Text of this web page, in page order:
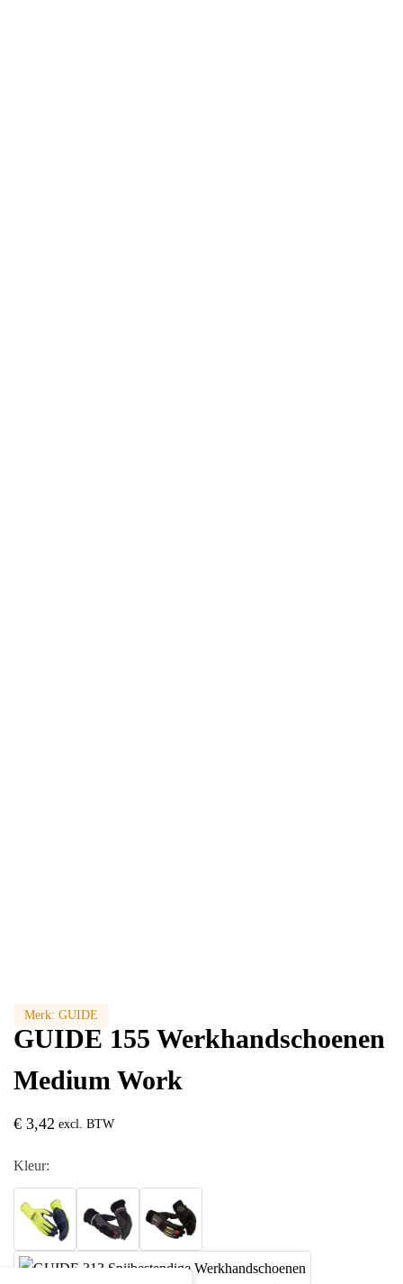
Merk: GUIDE
GUIDE 155 Werkhandschoenen
Medium Work
€ 3,42 excl. BTW
Kleur: